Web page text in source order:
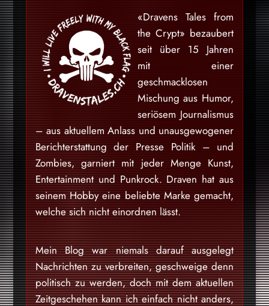
«Dravens Tales from
the Crypt» bezaubert
seit über 15 Jahren
mit einer
geschmacklosen
Mischung aus Humor,
seriösem Journalismus
– aus aktuellem Anlass und unausgewogener
Berichterstattung der Presse Politik – und
Zombies, garniert mit jeder Menge Kunst,
Entertainment und Punkrock. Draven hat aus
seinem Hobby eine beliebte Marke gemacht,
welche sich nicht einordnen lässt.
Mein Blog war niemals darauf ausgelegt
Nachrichten zu verbreiten, geschweige denn
politisch zu werden, doch mit dem aktuellen
Zeitgeschehen kann ich einfach nicht anders,